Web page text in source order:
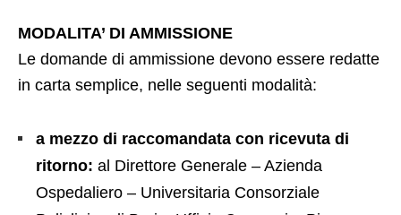
MODALITA’ DI AMMISSIONE
Le domande di ammissione devono essere redatte
in carta semplice, nelle seguenti modalità:
a mezzo di raccomandata con ricevuta di
ritorno: al Direttore Generale – Azienda
Ospedaliero – Universitaria Consorziale